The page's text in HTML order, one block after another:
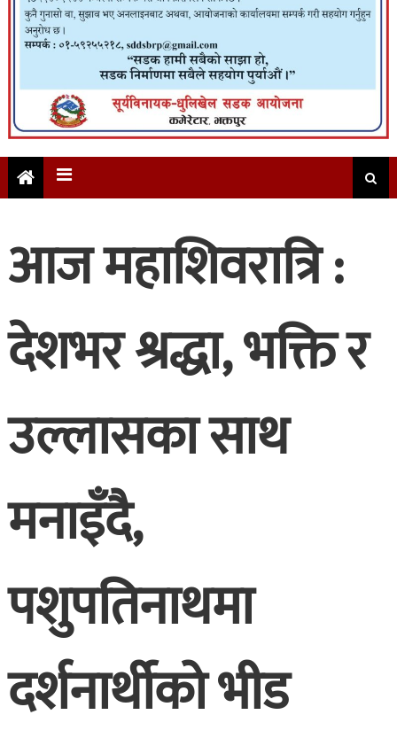
आज महाशिवरात्रि :
देशभर श्रद्धा, भक्ति र
उल्लासका साथ
मनाइँदै,
पशुपतिनाथमा
दर्शनार्थीको भीड